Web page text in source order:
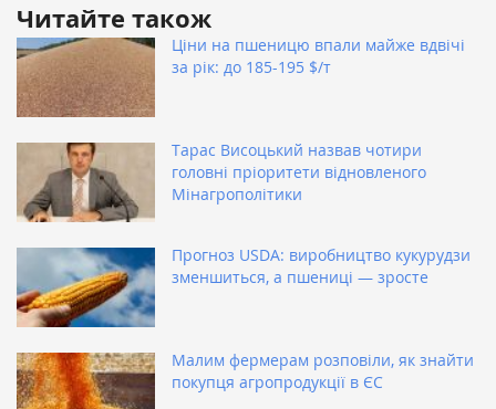
Читайте також
Ціни на пшеницю впали майже вдвічі
за рік: до 185-195 $/т
Тарас Висоцький назвав чотири
головні пріоритети відновленого
Мінагрополітики
Прогноз USDA: виробництво кукурудзи
зменшиться, а пшениці — зросте
Малим фермерам розповіли, як знайти
покупця агропродукції в ЄС